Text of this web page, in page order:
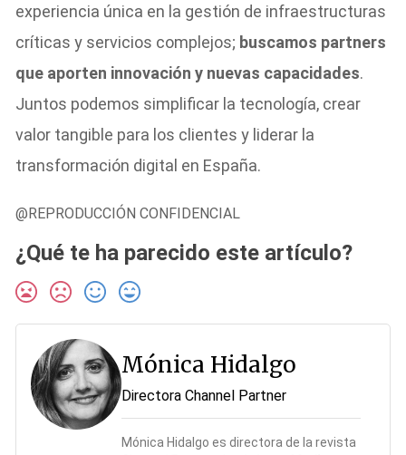
experiencia única en la gestión de infraestructuras
críticas y servicios complejos; buscamos partners
que aporten innovación y nuevas capacidades.
Juntos podemos simplificar la tecnología, crear
valor tangible para los clientes y liderar la
transformación digital en España.
@REPRODUCCIÓN CONFIDENCIAL
¿Qué te ha parecido este artículo?
Mónica Hidalgo
Directora Channel Partner
Mónica Hidalgo es directora de la revista